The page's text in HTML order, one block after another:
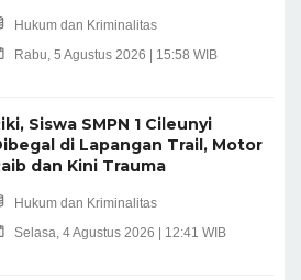
Hukum dan Kriminalitas
Rabu, 5 Agustus 2026 | 15:58 WIB
Siswa SMPN 1 Cileunyi
di Lapangan Trail, Motor
dan Kini Trauma
Hukum dan Kriminalitas
Selasa, 4 Agustus 2026 | 12:41 WIB